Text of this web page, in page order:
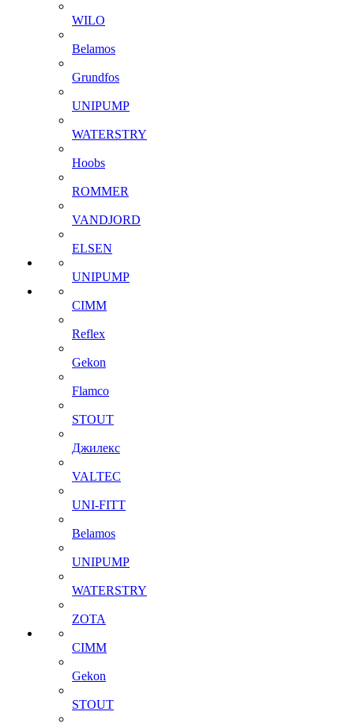
WILO
Belamos
Grundfos
UNIPUMP
WATERSTRY
Hoobs
ROMMER
VANDJORD
ELSEN
UNIPUMP
CIMM
Reflex
Gekon
Flamco
STOUT
Джилекс
VALTEC
UNI-FITT
Belamos
UNIPUMP
WATERSTRY
ZOTA
CIMM
Gekon
STOUT